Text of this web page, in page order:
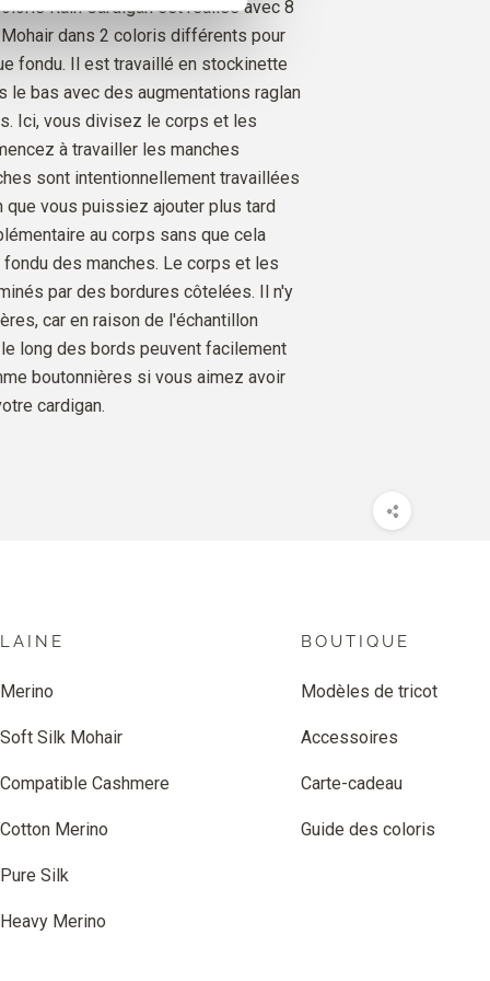
7PIÈCES 70EUR
MOHAIR
BEAR
10PIÈCES 100EUROS
même !
Rain Cardigan est réalisé avec 8
dans 2 coloris différents pour
fondu. Il est travaillé en stockinette
le bas avec des augmentations raglan
Ici, vous divisez le corps et les
à travailler les manches
sont intentionnellement travaillées
que vous puissiez ajouter plus tard
au corps sans que cela
des manches. Le corps et les
par des bordures côtelées. Il n'y
car en raison de l'échantillon
long des bords peuvent facilement
boutonnières si vous aimez avoir
cardigan.
LAINE
Merino
Soft Silk Mohair
Compatible Cashmere
Cotton Merino
Pure Silk
Heavy Merino
BOUTIQUE
Modèles de tricot
Accessoires
Carte-cadeau
Guide des coloris